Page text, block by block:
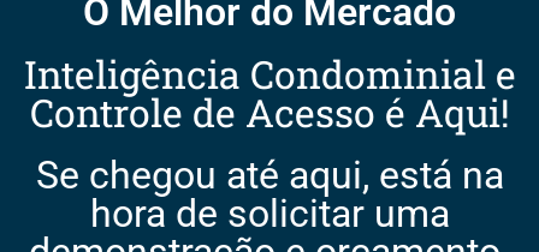
O Melhor do Mercado
Inteligência Condominial e
Controle de Acesso é Aqui!
Se chegou até aqui, está na
hora de solicitar uma